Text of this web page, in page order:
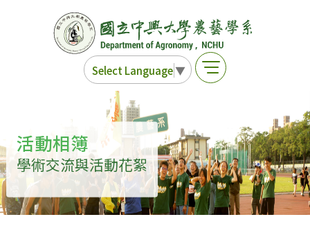
Select Language▼
活動相簿
學術交流與活動花絮